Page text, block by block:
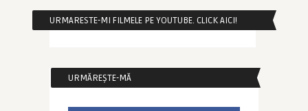
URMARESTE-MI FILMELE PE YOUTUBE. CLICK AICI!
URMĂREȘTE-MĂ